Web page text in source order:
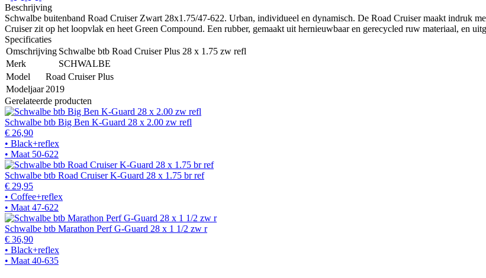
Beschrijving
Schwalbe buitenband Road Cruiser Zwart 28x1.75/47-622. Urban, individueel en dynamisch. De Road Cruiser maakt indruk
Cruiser zit op het loopvlak en heet Green Compound. Een rubber, gemaakt uit hernieuwbaar en gerecycled ruw materiaal, en
Specificaties
Omschrijving Schwalbe btb Road Cruiser Plus 28 x 1.75 zw refl
Merk
SCHWALBE
Model
Road Cruiser Plus
Modeljaar 2019
Gerelateerde producten
Schwalbe btb Big Ben K-Guard 28 x 2.00 zw refl
€ 26,90
• Black+reflex
• Maat 50-622
Schwalbe btb Road Cruiser K-Guard 28 x 1.75 br ref
€ 29,95
• Coffee+reflex
• Maat 47-622
Schwalbe btb Marathon Perf G-Guard 28 x 1 1/2 zw r
€ 36,90
• Black+reflex
• Maat 40-635